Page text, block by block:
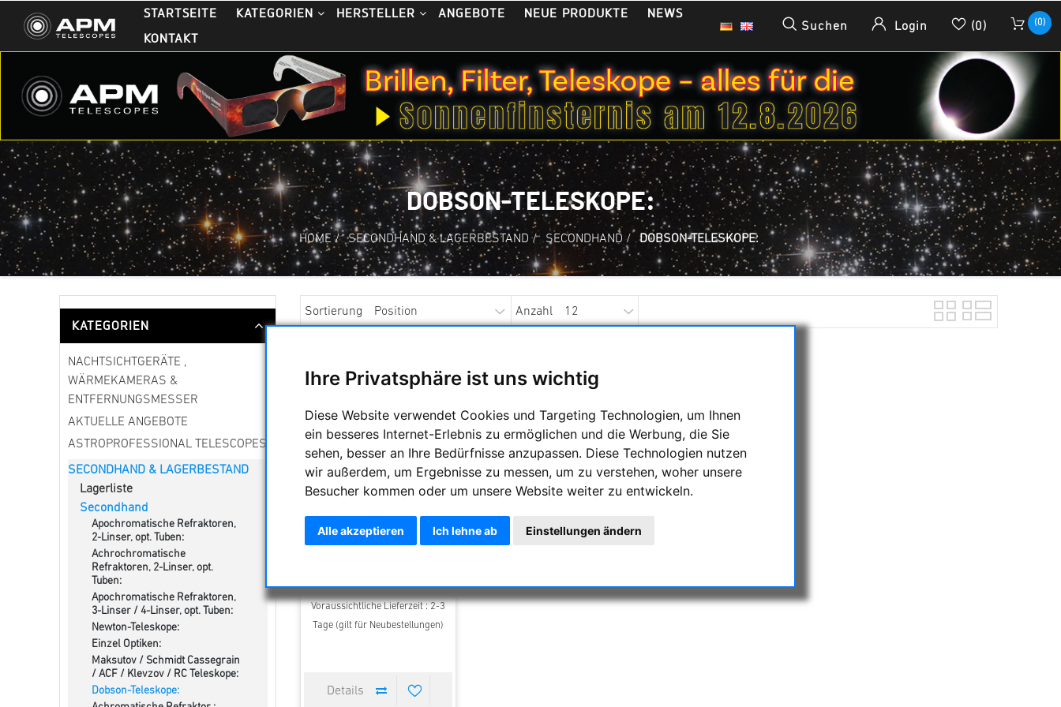
Ihre Privatsphäre ist uns wichtig
Diese Website verwendet Cookies und Targeting Technologien, um Ihnen
ein besseres Internet-Erlebnis zu ermöglichen und die Werbung, die Sie
sehen, besser an Ihre Bedürfnisse anzupassen. Diese Technologien nutzen
wir außerdem, um Ergebnisse zu messen, um zu verstehen, woher unsere
Besucher kommen oder um unsere Website weiter zu entwickeln.
Alle akzeptieren Ich lehne ab Einstellungen ändern
STARTSEITE KATEGORIEN HERSTELLER ANGEBOTE NEUE PRODUKTE
NEWS
KONTAKT
Suchen Login (0) (0)
DOBSON-TELESKOPE:
HOME / SECONDHAND & LAGERBESTAND / SECONDHAND / DOBSON-TELESKOPE:
KATEGORIEN
NACHTSICHTGERÄTE ,
WÄRMEKAMERAS &
ENTFERNUNGSMESSER
AKTUELLE ANGEBOTE
ASTROPROFESSIONAL TELESCOPES
SECONDHAND & LAGERBESTAND
Lagerliste
Secondhand
Apochromatische Refraktoren,
2-Linser, opt. Tuben:
Achrochromatische
Refraktoren, 2-Linser, opt.
Tuben:
Apochromatische Refraktoren,
3-Linser / 4-Linser, opt. Tuben:
Newton-Teleskope:
Einzel Optiken:
Maksutov / Schmidt Cassegrain
/ ACF / Klevzov / RC Teleskope:
Dobson-Teleskope:
Sortierung Anzahl
Wolfgang Rohr Dobson mit
LOMO Spiegel 15" f/5
Voraussichtliche Lieferzeit : 2-3
Tage (gilt für Neubestellungen)